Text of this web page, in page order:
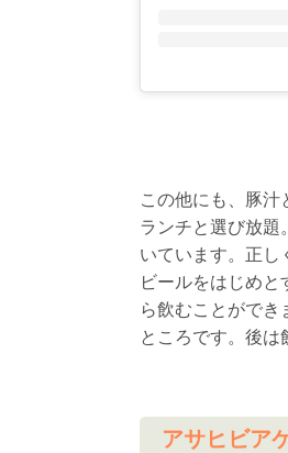
この他にも、豚汁
ランチと選び放題
いています。正し
ビールをはじめ
ら飲むことがで
ところです。後は
アサヒビア